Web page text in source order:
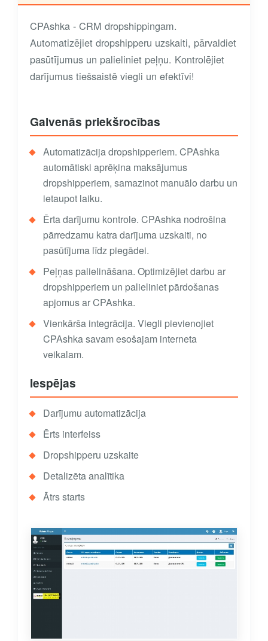
CPAshka - CRM dropshippingam.
Automatizējiet dropshipperu uzskaiti, pārvaldiet
pasūtījumus un palieliniet peļņu. Kontrolējiet
darījumus tiešsaistē viegli un efektīvi!
Galvenās priekšrocības
Automatizācija dropshipperiem. CPAshka
automātiski aprēķina maksājumus
dropshipperiem, samazinot manuālo darbu un
ietaupot laiku.
Ērta darījumu kontrole. CPAshka nodrošina
pārredzamu katra darījuma uzskaiti, no
pasūtījuma līdz piegādei.
Peļņas palielināšana. Optimizējiet darbu ar
dropshipperiem un palieliniet pārdošanas
apjomus ar CPAshka.
Vienkārša integrācija. Viegli pievienojiet
CPAshka savam esošajam interneta
veikalam.
Iespējas
Darījumu automatizācija
Ērts interfeiss
Dropshipperu uzskaite
Detalizēta analītika
Ātrs starts